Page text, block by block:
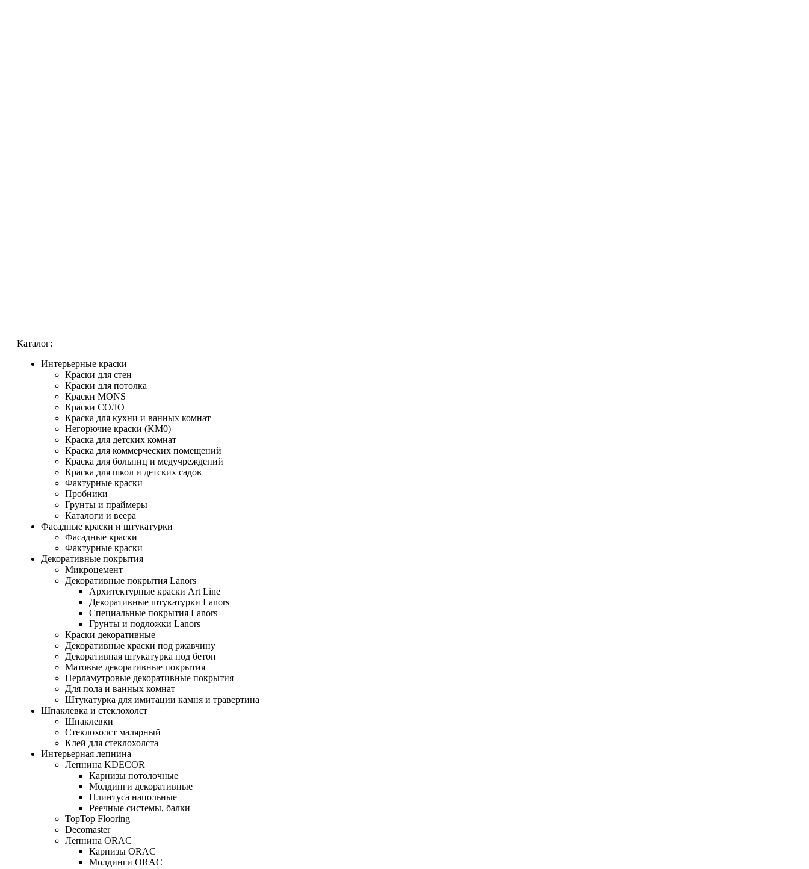
Каталог:
Интерьерные краски
Краски для стен
Краски для потолка
Краски MONS
Краски СОЛО
Краска для кухни и ванных комнат
Негорючие краски (KM0)
Краска для детских комнат
Краска для коммерческих помещений
Краска для больниц и медучреждений
Краска для школ и детских садов
Фактурные краски
Пробники
Грунты и праймеры
Каталоги и веера
Фасадные краски и штукатурки
Фасадные краски
Фактурные краски
Декоративные покрытия
Микроцемент
Декоративные покрытия Lanors
Архитектурные краски Art Line
Декоративные штукатурки Lanors
Специальные покрытия Lanors
Грунты и подложки Lanors
Краски декоративные
Декоративные краски под ржавчину
Декоративная штукатурка под бетон
Матовые декоративные покрытия
Перламутровые декоративные покрытия
Для пола и ванных комнат
Штукатурка для имитации камня и травертина
Шпаклевка и стеклохолст
Шпаклевки
Стеклохолст малярный
Клей для стеклохолста
Интерьерная лепнина
Лепнина KDECOR
Карнизы потолочные
Молдинги декоративные
Плинтуса напольные
Реечные системы, балки
TopTop Flooring
Decomaster
Лепнина ORAC
Карнизы ORAC
Молдинги ORAC